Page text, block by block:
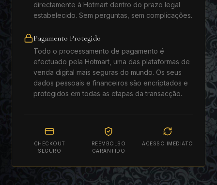
directamente à Hotmart dentro do prazo legal
estabelecido. Sem perguntas, sem complicações.
Pagamento Protegido
Todo o processamento de pagamento é
efectuado pela Hotmart, uma das plataformas de
venda digital mais seguras do mundo. Os seus
dados pessoais e financeiros são encriptados e
protegidos em todas as etapas da transacção.
CHECKOUT
SEGURO
REEMBOLSO
GARANTIDO
ACESSO IMEDIATO